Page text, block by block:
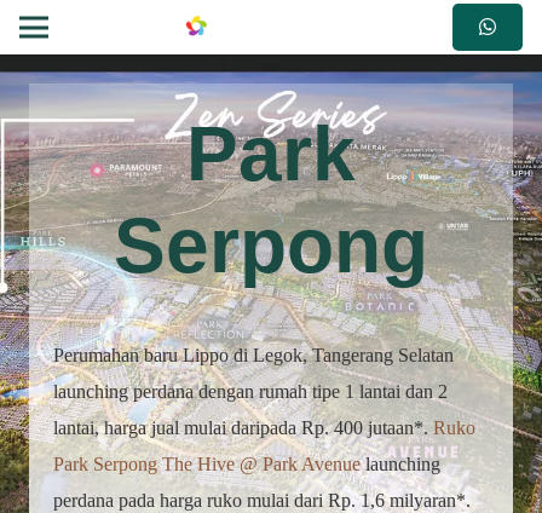
Park
Serpong
Perumahan baru Lippo di Legok, Tangerang Selatan
launching perdana dengan rumah tipe 1 lantai dan 2
lantai, harga jual mulai daripada Rp. 400 jutaan*. Ruko
Park Serpong The Hive @ Park Avenuelaunching
perdana pada harga ruko mulai dari Rp. 1,6 milyaran*.